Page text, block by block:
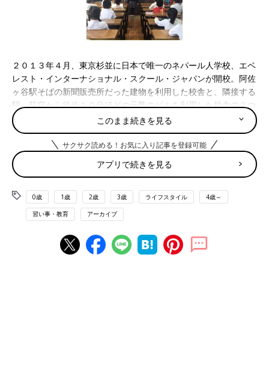
２０１３年４月、東京杉並に日本で唯一のネパール人学校、エベ
レスト・インターナショナル・スクール・ジャパンが開校。阿佐
ヶ谷駅そばの新聞販売所だった建物を利用した校舎と、隣接する
駅、荻窪から徒歩１０分ほどの元塾のビルを利用した校舎の２つ
で授業が行われています。驚くべきはその授業内容です。
ネパール本国の教育カリキュラムをもとに、母国語、算数、社
会、理科、英語が行われていますが、母国語以外は基本英語で授
業が行われています。
「もともと英語をやらせていたんですが、こちらの授業内容の高
度さに家庭でフォローする前提で通わせました」と語るのは、Ｍ
さん。Ｍさんのお嬢さんは２年間在籍。４才で日本でいう年長ク
ラスに。５才で小１クラスに通いました。「宿題が多くて大変で
した。でも先生方が本当に熱心で、娘は学ぶ楽しさを教えてもら
このまま続きを見る
サクサク読める！お気に入り記事を登録可能
アプリで続きを見る
0歳 1歳 2歳 3歳 ライフスタイル 4歳～
習い事・教育 アーカイブ